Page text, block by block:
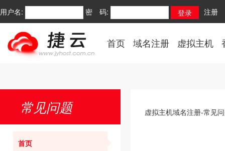
用户名: 密 码: 注册
首页 域名注册 虚拟主机
常见问题
首页
虚拟主机域名注册-常见